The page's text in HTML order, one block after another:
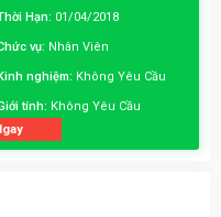
Hạn: 01/04/2018
vụ: Nhân Viên
nghiệm: Không Yêu Cầu
tính: Không Yêu Cầu